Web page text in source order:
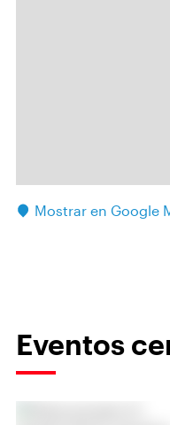
Mostrar en Google
Eventos